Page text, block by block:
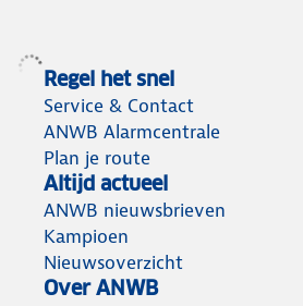
Regel het snel
Service & Contact
ANWB Alarmcentrale
Plan je route
Altijd actueel
ANWB nieuwsbrieven
Kampioen
Nieuwsoverzicht
Over ANWB